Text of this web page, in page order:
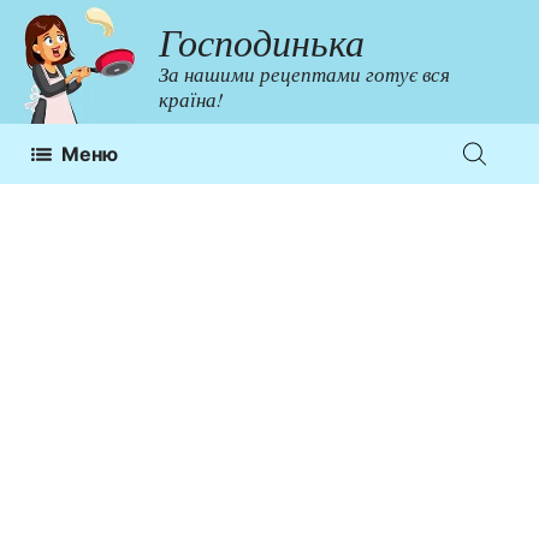
Перейти
до
контенту
Господинька
За нашими рецептами готує вся
країна!
Меню